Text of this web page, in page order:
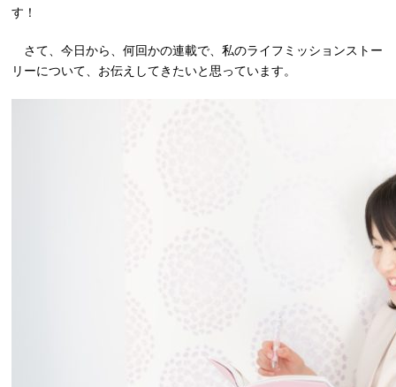
す！
さて、今日から、何回かの連載で、私のライフミッションストー
リーについて、お伝えしてきたいと思っています。